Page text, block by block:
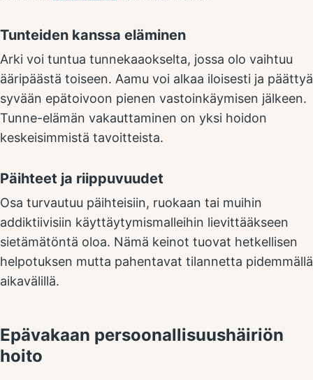
Tunteiden kanssa eläminen
Arki voi tuntua tunnekaaokselta, jossa olo vaihtuu
ääripäästä toiseen. Aamu voi alkaa iloisesti ja päättyä
syvään epätoivoon pienen vastoinkäymisen jälkeen.
Tunne-elämän vakauttaminen on yksi hoidon
keskeisimmistä tavoitteista.
Päihteet ja riippuvuudet
Osa turvautuu päihteisiin, ruokaan tai muihin
addiktiivisiin käyttäytymismalleihin lievittääkseen
sietämätöntä oloa. Nämä keinot tuovat hetkellisen
helpotuksen mutta pahentavat tilannetta pidemmällä
aikavälillä.
Epävakaan persoonallisuushäiriön
hoito